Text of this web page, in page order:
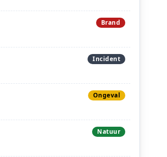
Brand
Incident
Ongeval
Natuur